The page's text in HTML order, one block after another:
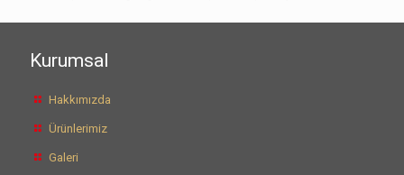
Kurumsal
Hakkımızda
Ürünlerimiz
Galeri